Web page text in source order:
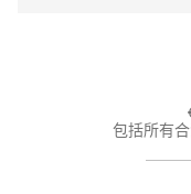
包括所有